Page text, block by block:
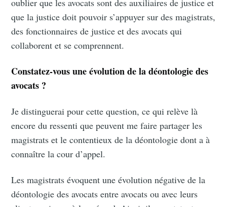
oublier que les avocats sont des auxiliaires de justice et
que la justice doit pouvoir s’appuyer sur des magistrats,
des fonctionnaires de justice et des avocats qui
collaborent et se comprennent.
Constatez-vous une évolution de la déontologie des
avocats ?
Je distinguerai pour cette question, ce qui relève là
encore du ressenti que peuvent me faire partager les
magistrats et le contentieux de la déontologie dont a à
connaître la cour d’appel.
Les magistrats évoquent une évolution négative de la
déontologie des avocats entre avocats ou avec leurs
Subscribe to
Doctrine le
Blog
Stay up to date! Get all the latest &
greatest posts delivered straight to